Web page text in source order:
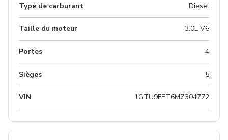
Type de carburant Diesel
Taille du moteur 3.0L V6
Portes 4
Sièges 5
VIN 1GTU9FET6MZ304772